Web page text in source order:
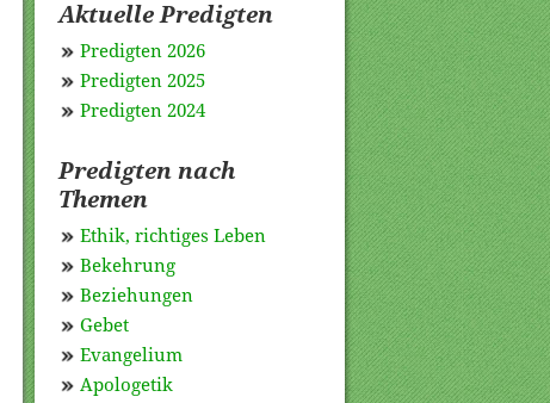
Aktuelle Predigten
Predigten 2026
Predigten 2025
Predigten 2024
Predigten nach
Themen
Ethik, richtiges Leben
Bekehrung
Beziehungen
Gebet
Evangelium
Apologetik